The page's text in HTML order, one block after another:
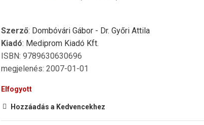
Szerző: Dombóvári Gábor - Dr. Győri Attila
Kiadó: Mediprom Kiadó Kft.
ISBN: 9789630630696
megjelenés: 2007-01-01
Elfogyott
Hozzáadás a Kedvencekhez